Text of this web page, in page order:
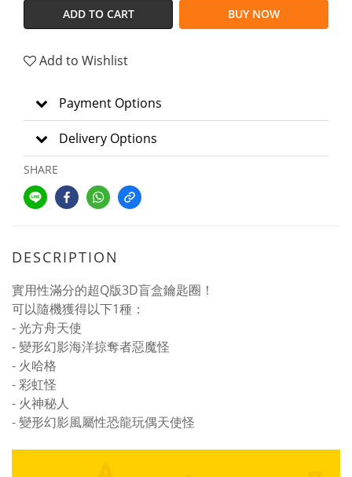
ADD TO CART BUY NOW
Add to Wishlist
Payment Options
Delivery Options
SHARE
DESCRIPTION
實用性滿分的超Q版3D盲盒鑰匙圈！
可以隨機獲得以下1種：
- 光方舟天使
- 變形幻影海洋掠奪者惡魔怪
- 火哈格
- 彩虹怪
- 火神秘人
- 變形幻影風屬性恐龍玩偶天使怪